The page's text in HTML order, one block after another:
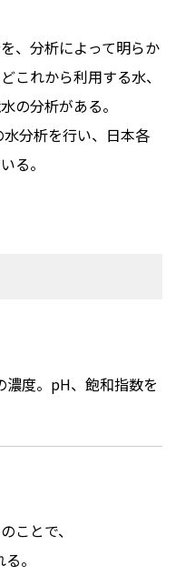
、分析によって明らか
これから利用する水、
の分析がある。
分析を行い、日本各
る。
濃度。pH、飽和指数を
ことで、
。